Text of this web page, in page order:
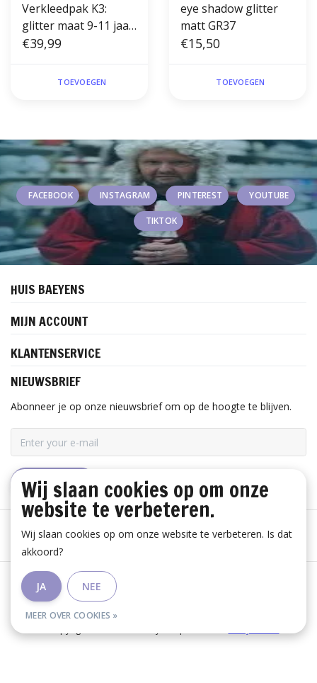
Verkleedpak K3:
glitter maat 9-11 jaar
(152)
€39,99
TOEVOEGEN
eye shadow glitter
matt GR37
€15,50
TOEVOEGEN
FACEBOOK INSTAGRAM PINTEREST YOUTUBE
TIKTOK
HUIS BAEYENS
MIJN ACCOUNT
KLANTENSERVICE
NIEUWSBRIEF
Abonneer je op onze nieuwsbrief om op de hoogte te blijven.
ABONNEER
Algemene voorwaarden
Wij slaan cookies op om onze
website te verbeteren.
Wij slaan cookies op om onze website te verbeteren. Is dat
akkoord?
JA NEE
MEER OVER COOKIES »